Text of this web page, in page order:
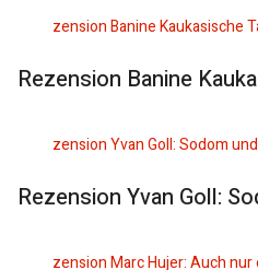
Rezension Banine
Rezension Yvan Goll: